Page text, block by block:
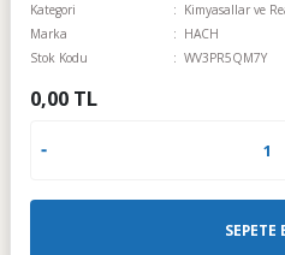
Kategori
Kimyasallar ve
Marka
HACH
Stok Kodu
WV3PR5QM7Y
0,00 TL
SEPETE